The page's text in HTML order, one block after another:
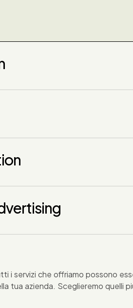
i servizi che offriamo possono
tua azienda. Sceglieremo quelli